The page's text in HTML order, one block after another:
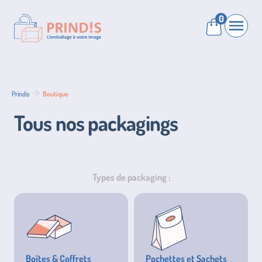
Prindis Panier
0 Open
Prindis Boutique
Tous nos packagings
Types de packaging :
Boîtes & Coffrets Pochettes et Sachets